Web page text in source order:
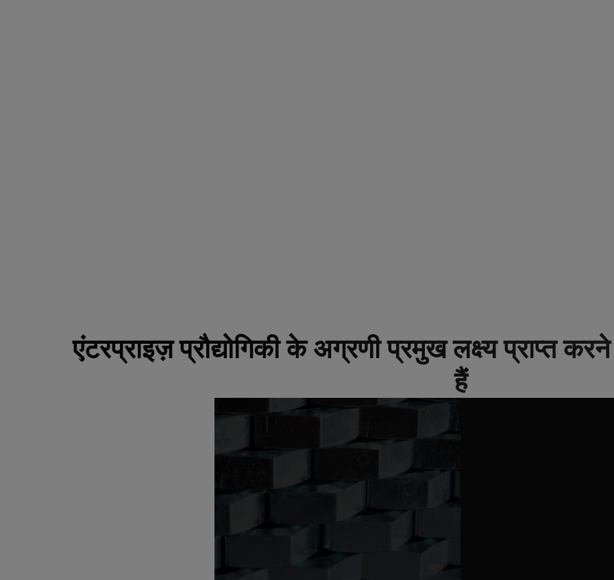
एंटरप्राइज़ प्रौद्योगिकी के अग्रणी प्रमुख लक्ष्य प्राप्त
हैं